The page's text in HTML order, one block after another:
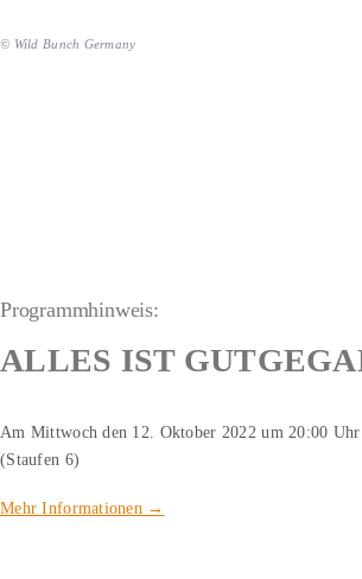
© Wild Bunch Germany
Programmhinweis:
ALLES IST
Am Mittwoch den 12. Oktober 2022 um 20:00
(Staufen 6)
Mehr Informationen →